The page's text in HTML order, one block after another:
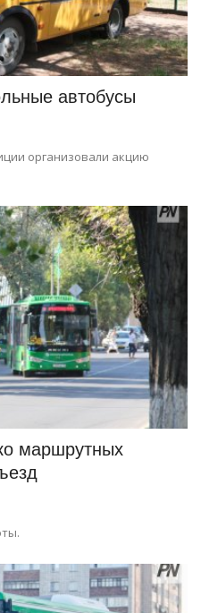
автобусы
организовали акцию
маршрутных